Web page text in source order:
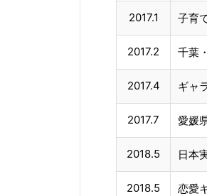
2017.1 子育
2017.2 千葉
2017.4 ギャ
2017.7 愛媛
2018.5 日本
2018.5 恋愛